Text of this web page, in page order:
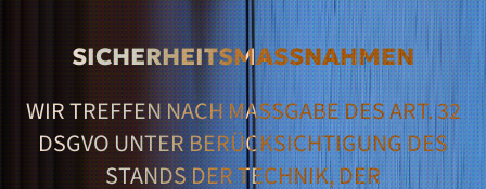
SICHERHEITSMASSNAHMEN
WIR TREFFEN NACH MASSGABE DES ART. 32 D
SGVO UNTER BERÜCKSICHTIGUNG DES S
TANDS DER TECHNIK, DER I